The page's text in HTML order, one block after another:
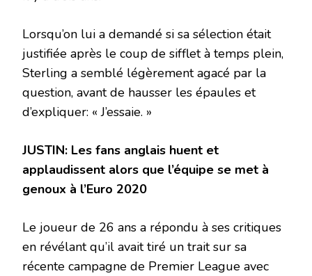
Lorsqu’on lui a demandé si sa sélection était
justifiée après le coup de sifflet à temps plein,
Sterling a semblé légèrement agacé par la
question, avant de hausser les épaules et
d’expliquer: « J’essaie. »
JUSTIN: Les fans anglais huent et
applaudissent alors que l’équipe se met à
genoux à l’Euro 2020
Le joueur de 26 ans a répondu à ses critiques
en révélant qu’il avait tiré un trait sur sa
récente campagne de Premier League avec